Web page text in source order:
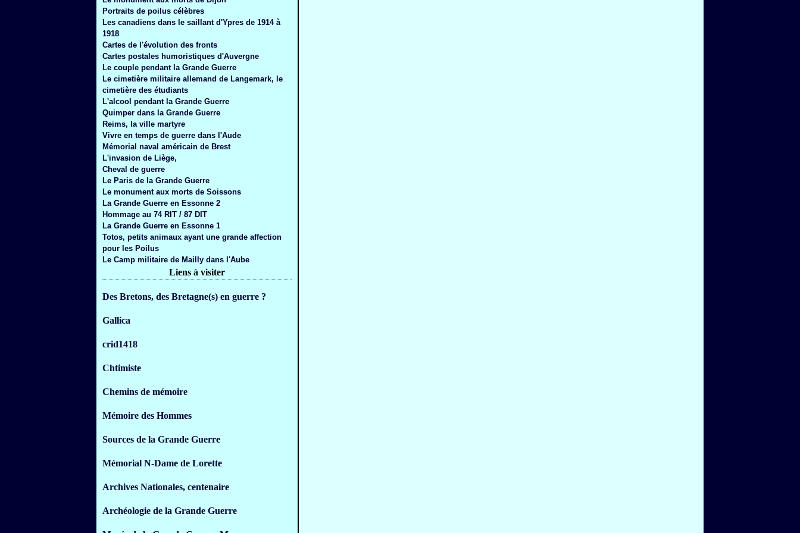
Portraits de poilus célèbres
Les canadiens dans le saillant d'Ypres de 1914 à
1918
Cartes de l'évolution des fronts
Cartes postales humoristiques d'Auvergne
Le couple pendant la Grande Guerre
Le cimetière militaire allemand de Langemark, le
cimetière des étudiants
L'alcool pendant la Grande Guerre
Quimper dans la Grande Guerre
Reims, la ville martyre
Vivre en temps de guerre dans l'Aude
Mémorial naval américain de Brest
L'invasion de Liège,
Cheval de guerre
Le Paris de la Grande Guerre
Le monument aux morts de Soissons
La Grande Guerre en Essonne 2
Hommage au 74 RIT / 87 DIT
La Grande Guerre en Essonne 1
Totos, petits animaux ayant une grande affection
pour les Poilus
Le Camp militaire de Mailly dans l'Aube
Liens à visiter
Des Bretons, des Bretagne(s) en guerre ?
Gallica
crid1418
Chtimiste
Chemins de mémoire
Mémoire des Hommes
Sources de la Grande Guerre
Mémorial N-Dame de Lorette
Archives Nationales, centenaire
Archéologie de la Grande Guerre